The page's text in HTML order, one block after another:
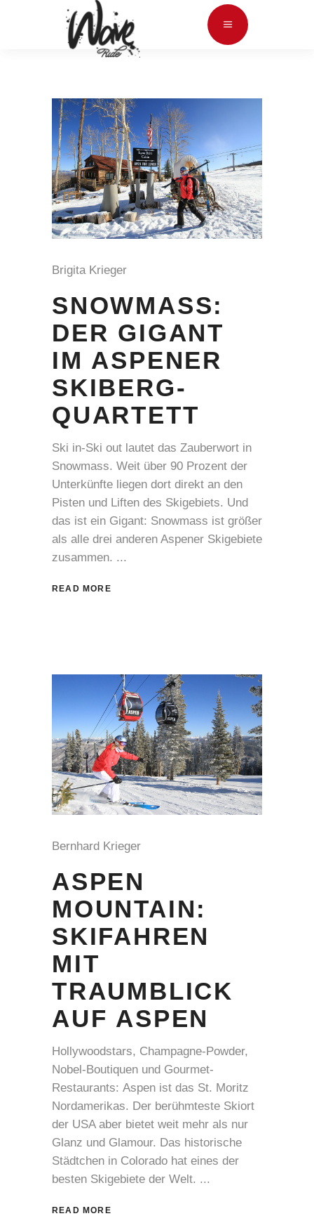
Brigita Krieger
SNOWMASS:
DER GIGANT
IM ASPENER
SKIBERG-
QUARTETT
Ski in-Ski out lautet das Zauberwort in
Snowmass. Weit über 90 Prozent der
Unterkünfte liegen dort direkt an den
Pisten und Liften des Skigebiets. Und
das ist ein Gigant: Snowmass ist größer
als alle drei anderen Aspener Skigebiete
zusammen.
READ MORE
Bernhard Krieger
ASPEN
MOUNTAIN:
SKIFAHREN
MIT
TRAUMBLICK
AUF ASPEN
Hollywoodstars, Champagne-Powder,
Nobel-Boutiquen und Gourmet-
Restaurants: Aspen ist das St. Moritz
Nordamerikas. Der berühmteste Skiort
der USA aber bietet weit mehr als nur
Glanz und Glamour. Das historische
Städtchen in Colorado hat eines der
besten Skigebiete der Welt.
READ MORE